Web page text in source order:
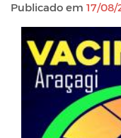
Publicado em 17/08/